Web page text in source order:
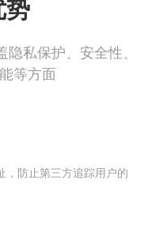
私保护、安全性、
等方面
，防止第三方追踪用户的